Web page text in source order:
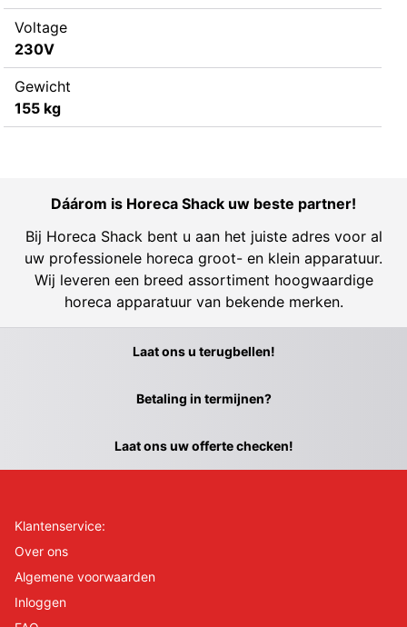
Voltage
230V
Gewicht
155 kg
Dáárom is Horeca Shack uw beste partner!
Bij Horeca Shack bent u aan het juiste adres voor al
uw professionele horeca groot- en klein apparatuur.
Wij leveren een breed assortiment hoogwaardige
horeca apparatuur van bekende merken.
Laat ons u terugbellen!
Betaling in termijnen?
Laat ons uw offerte checken!
Klantenservice:
Over ons
Algemene voorwaarden
Inloggen